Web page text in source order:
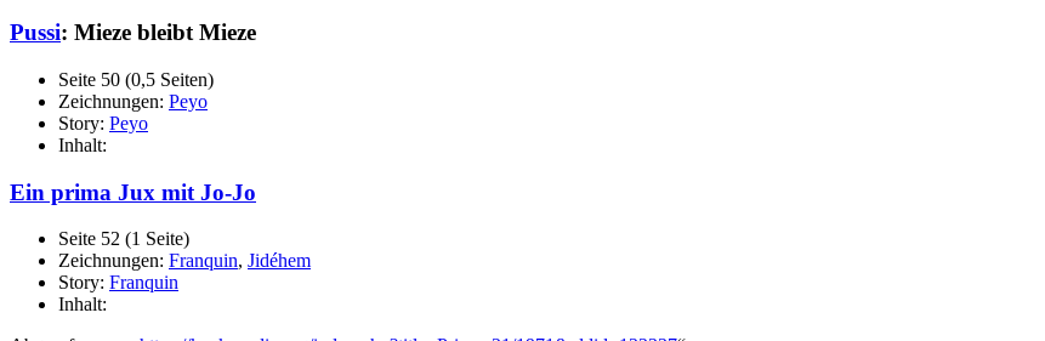
Pussi: Mieze bleibt Mieze
Seite 50 (0,5 Seiten)
Zeichnungen: Peyo
Story: Peyo
Inhalt:
Ein prima Jux mit Jo-Jo
Seite 52 (1 Seite)
Zeichnungen: Franquin, Jidéhem
Story: Franquin
Inhalt: